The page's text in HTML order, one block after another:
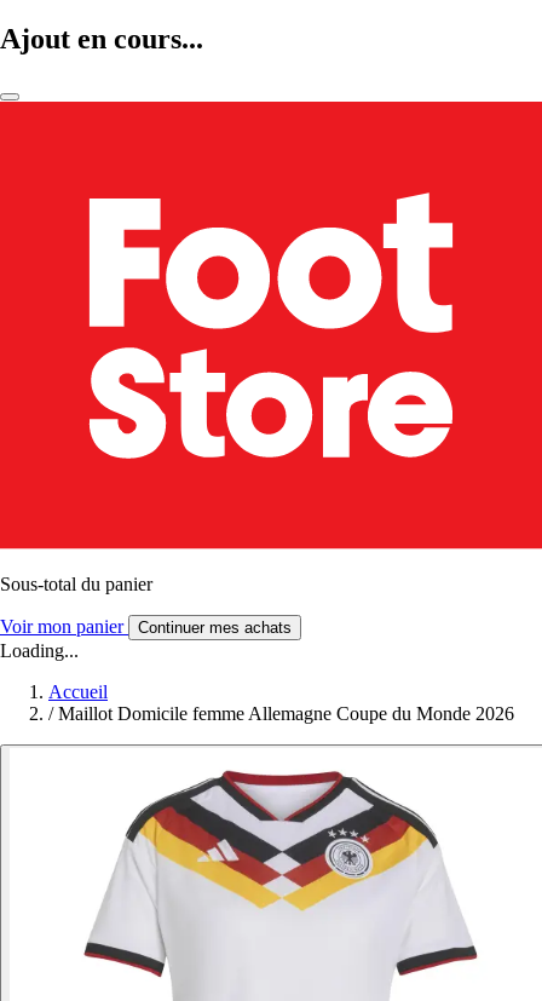
Ajout en cours...
Sous-total du panier
Voir mon panier Continuer mes achats
Loading...
Accueil
/ Maillot Domicile femme Allemagne Coupe du Monde 2026